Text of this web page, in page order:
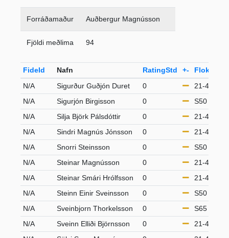
Forráðamaður Auðbergur Magnússon
Fjöldi meðlima 94
FideId Nafn RatingStd +- Flokkur
N/A
Sigurður Guðjón Duret 0 21-49
N/A
Sigurjón Birgisson 0 S50
N/A
Silja Björk Pálsdóttir 0 21-49
N/A
Sindri Magnús Jónsson 0 21-49
N/A
Snorri Steinsson 0 S50
N/A
Steinar Magnússon 0 21-49
N/A
Steinar Smári Hrólfsson 0 21-49
N/A
Steinn Einir Sveinsson 0 S50
N/A
Sveinbjorn Thorkelsson 0 S65
N/A
Sveinn Elliði Björnsson 0 21-49